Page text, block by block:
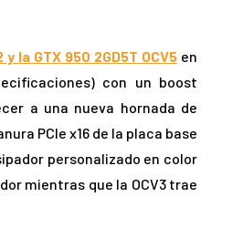
y la GTX 950 2GD5T OCV5en
con un boost
a una nueva hornada de
PCIe x16 de la placa base
personalizado en color
mientras que la OCV3 trae